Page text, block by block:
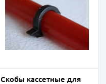
Скобы кассетные для